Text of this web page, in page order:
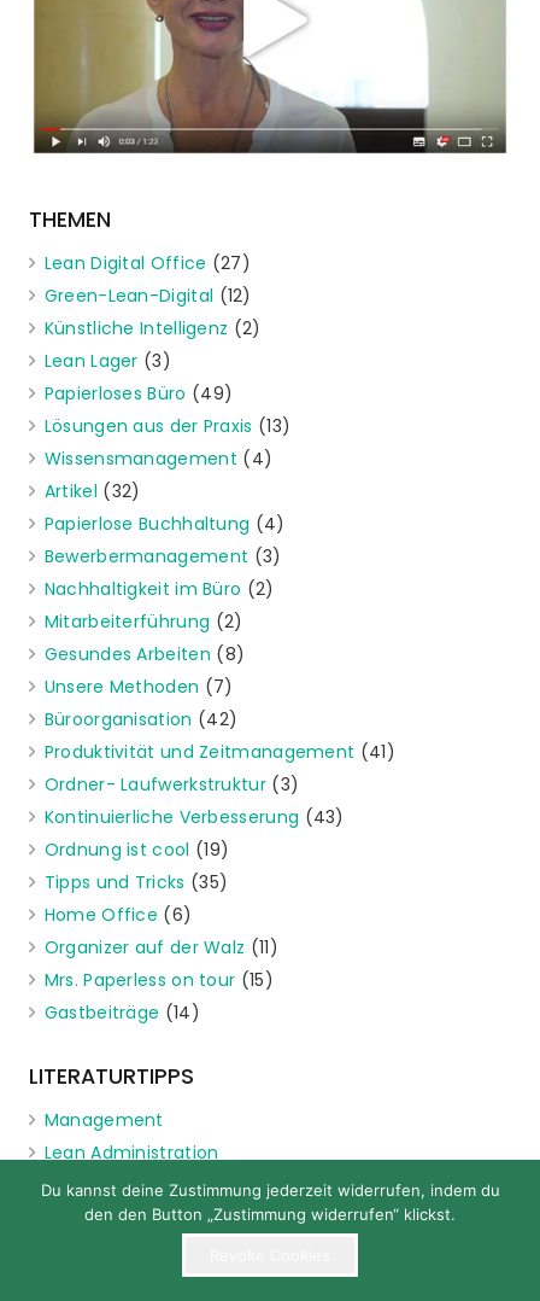
THEMEN
Lean Digital Office (27)
Green-Lean-Digital (12)
Künstliche Intelligenz (2)
Lean Lager (3)
Papierloses Büro (49)
Lösungen aus der Praxis (13)
Wissensmanagement (4)
Artikel (32)
Papierlose Buchhaltung (4)
Bewerbermanagement (3)
Nachhaltigkeit im Büro (2)
Mitarbeiterführung (2)
Gesundes Arbeiten (8)
Unsere Methoden (7)
Büroorganisation (42)
Produktivität und Zeitmanagement (41)
Ordner- Laufwerkstruktur (3)
Kontinuierliche Verbesserung (43)
Ordnung ist cool (19)
Tipps und Tricks (35)
Home Office (6)
Organizer auf der Walz (11)
Mrs. Paperless on tour (15)
Gastbeiträge (14)
LITERATURTIPPS
Management
Lean Administration
Green-Lean-Digital
Künstliche Intelligenz
Selbst- und Zeitmanagement
Du kannst deine Zustimmung jederzeit widerrufen, indem du
den den Button „Zustimmung widerrufen“ klickst.